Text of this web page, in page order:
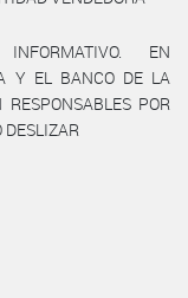
EN
Y EL BANCO DE LA
POR
DESLIZAR